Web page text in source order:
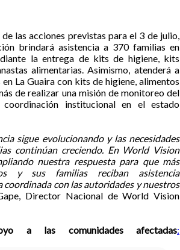
las acciones previstas para el 3 de julio,
brindará asistencia a 370 familias en
la entrega de kits de higiene, kits
alimentarias. Asimismo, atenderá a
La Guaira con kits de higiene, alimentos
de realizar una misión de monitoreo del
institucional en el estado
sigue evolucionando y las necesidades
continúan creciendo. En World Vision
nuestra respuesta para que más
y sus familias reciban asistencia
con las autoridades y nuestros
Director Nacional de World Vision
a las comunidades afectadas: